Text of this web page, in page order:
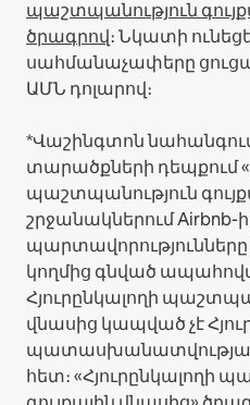
պաշտպանություն
ծրագրով։ Նկատի
սահմանաչափերը
ԱՄՆ դոլարով։
*Վաշինգտոն
տարածքների դեպքում
պաշտպանություն
շրջանակներում
կողմից գնված
Հյուրընկալողի
վնասից կապված չէ
հետ։ «Հյուրընկալողի